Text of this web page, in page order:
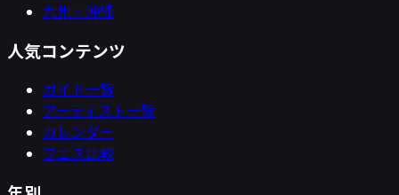
九州・沖縄
人気コンテンツ
ガイド一覧
アーティスト一覧
カレンダー
フェス比較